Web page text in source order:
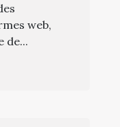
web,
de...